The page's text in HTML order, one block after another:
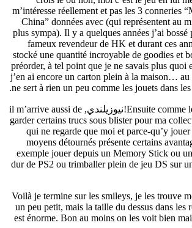
m’intéresse réellement et pas les 3 conneries “
China” données avec (qui représentent au
plus sympa). Il y a quelques années j’ai bossé
fameux revendeur de HK et durant ces
stocké une quantité incroyable de goodies et
préorder, à tel point que je ne savais plus quoi
j’en ai encore un carton plein à la maison… au
ne sert à rien un peu comme les jouets dans
.
Ensuite comme!نيوزيلندي, il m’arrive aussi de
garder certains trucs sous blister pour ma
qui ne regarde que moi et parce-qu’y jouer
moyens détournés présente certains
exemple jouer depuis un Memory Stick ou
dur de PS2 ou trimballer plein de jeu DS sur
Voilà je termine sur les smileys, je les trouve
un peu petit, mais la taille du dessus dans les
est énorme. Bon au moins on les voit bien